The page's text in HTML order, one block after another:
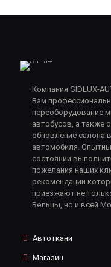
Компания SIDLUX-
Вам
переоборудование
автобусов, а также
обновление салона
автомобиля.
состоянии
пожелания наших
рекомендации
приезжают не
Бельцы, но и всей
Автоткани
Магазин